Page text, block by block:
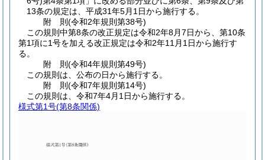
13条の規定は、平成31年5月1日から施行する。
附 則(令和2年規則第38号)
この規則中第8条の改正規定は令和2年8月7日から、第10条
第1項に1号を加える改正規定は令和2年11月1日から施行す
る。
附 則(令和4年規則第49号)
この規則は、公布の日から施行する。
附 則(令和7年規則第14号)
この規則は、令和7年4月1日から施行する。
様式第1号(第8条関係)